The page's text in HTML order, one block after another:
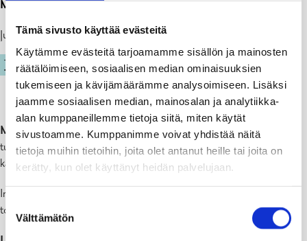
Tämä sivusto käyttää evästeitä
Käytämme evästeitä tarjoamamme sisällön ja mainosten
räätälöimiseen, sosiaalisen median ominaisuuksien
tukemiseen ja kävijämäärämme analysoimiseen. Lisäksi
jaamme sosiaalisen median, mainosalan ja analytiikka-
alan kumppaneillemme tietoja siitä, miten käytät
sivustoamme. Kumppanimme voivat yhdistää näitä
tietoja muihin tietoihin, joita olet antanut heille tai joita on
kerätty, kun olet käyttänyt heidän palvelujaan.
valinta
Välttämätön
MAASEUDUN MIKRO- JA PIENYRITYKSILLE AUENNUT
Julkaistu: 19.10.21
TYÖ JA YRITTÄMINEN KYLÄT JA SAARISTO
Maaseudun mikro- ja pienyrityksetvoivat 18.10. alkaen hakea
tukea investointeihin, jotka edistävät uusiutuvan energian
käyttöönottoa ja yrityksen energia- ja resurssitehokkuutta.
Investoinnit rahoitetaan EU:n elpymisvaroista, joilla helpotetaan
toipumista koronakriisistä.